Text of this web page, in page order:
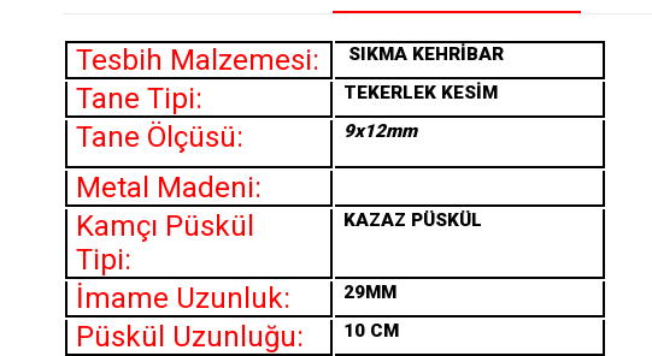
Tesbih Malzemesi: SIKMA KEHRİBAR
Tane Tipi: TEKERLEK KESİM
Tane Ölçüsü: 9x12mm
Metal Madeni:
Kamçı Püskül
Tipi:
KAZAZ PÜSKÜL
İmame Uzunluk: 29MM
Püskül Uzunluğu: 10 CM